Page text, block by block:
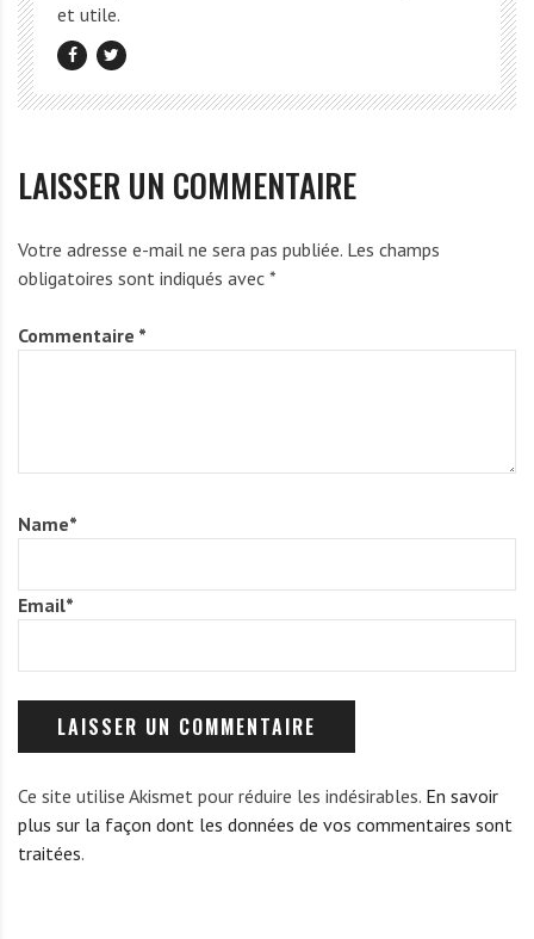
et utile.
LAISSER UN COMMENTAIRE
Votre adresse e-mail ne sera pas publiée. Les champs
obligatoires sont indiqués avec *
Commentaire *
Name*
Email*
Ce site utilise Akismet pour réduire les indésirables. En savoir
plus sur la façon dont les données de vos commentaires sont
traitées.